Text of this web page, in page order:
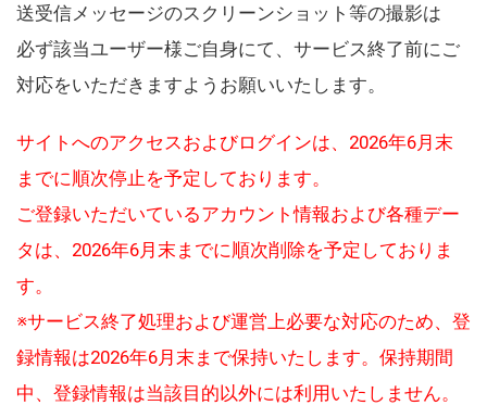
送受信メッセージのスクリーンショット等の撮影は
必ず該当ユーザー様ご自身にて、サービス終了前にご
対応をいただきますようお願いいたします。
サイトへのアクセスおよびログインは、2026年6月末
までに順次停止を予定しております。
ご登録いただいているアカウント情報および各種デー
タは、2026年6月末までに順次削除を予定しておりま
す。
※サービス終了処理および運営上必要な対応のため、登
録情報は2026年6月末まで保持いたします。保持期間
中、登録情報は当該目的以外には利用いたしません。